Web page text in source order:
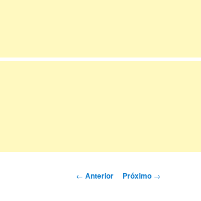
Navegação
← Anterior Próximo →